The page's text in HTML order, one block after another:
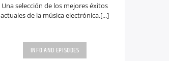
Una selección de los mejores éxitos
actuales de la música electrónica.[...]
INFO AND EPISODES